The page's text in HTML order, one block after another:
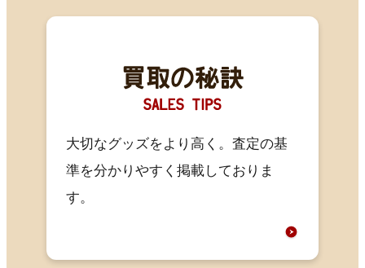
大切なグッズをより高く。査定の基
準を分かりやすく掲載しておりま
す。